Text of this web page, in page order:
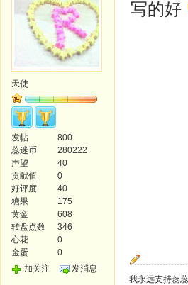
天使
发帖
800
蕊迷币
280222
声望
40
贡献值
0
好评度
40
糖果
175
黄金
608
转盘点数
346
心花
0
金蛋
0
加关注
发消息
写的好
我永远支持蕊蕊